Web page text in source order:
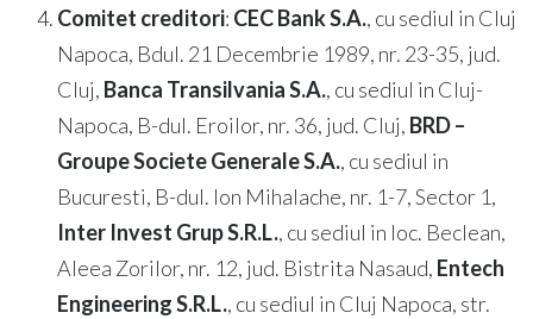
Comitet creditori: CEC Bank S.A., cu sediul in Cluj
Napoca, Bdul. 21 Decembrie 1989, nr. 23-35, jud.
Cluj, Banca Transilvania S.A., cu sediul in Cluj-
Napoca, B-dul. Eroilor, nr. 36, jud. Cluj, BRD –
Groupe Societe Generale S.A., cu sediul in
Bucuresti, B-dul. Ion Mihalache, nr. 1-7, Sector 1,
Inter Invest Grup S.R.L., cu sediul in loc. Beclean,
Aleea Zorilor, nr. 12, jud. Bistrita Nasaud, Entech
Engineering S.R.L., cu sediul in Cluj Napoca, str.